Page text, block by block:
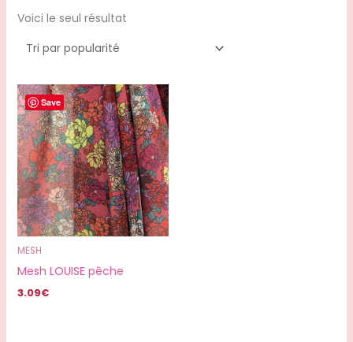
Voici le seul résultat
Save
MESH
Mesh LOUISE pêche
3.09€